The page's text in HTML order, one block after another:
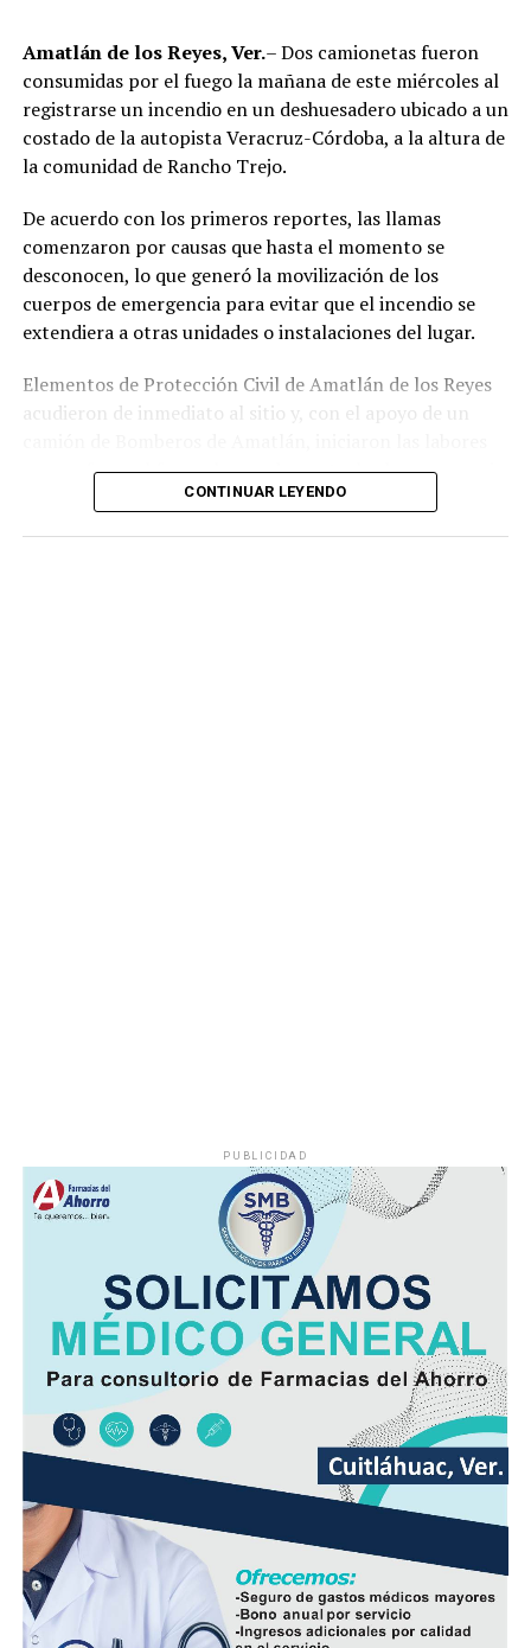
Tras varios meses de proceso penal, el juez consideró
acreditada la responsabilidad de Anselmo “N”, Jesús “N”,
Diego “N”, Lauro Arturo “N”, Dana Natalia “N” y
Bonifacio “N”, imponiéndoles una pena de cuatro años y
nueve meses de prisión.
Los ahora sentenciados formaban parte de la Policía
Municipal de Coscomatepec durante la administración
del alcalde de Movimiento Ciudadano, Armando Reyes
Muñoz, y permanecerán recluidos en el Centro de
Reinserción Social de Mediana Seguridad de La Toma, en
Amatlán de los Reyes, donde cumplirán la condena.
corresponde únicamente a seis de ellos. Hasta el
momento, las autoridades no han informado la situación
jurídica del séptimo implicado.
Amatlán de los Reyes, Ver.– Dos camionetas fueron
consumidas por el fuego la mañana de este miércoles al
registrarse un incendio en un deshuesadero ubicado a un
costado de la autopista Veracruz-Córdoba, a la altura de
la comunidad de Rancho Trejo.
De acuerdo con los primeros reportes, las llamas
comenzaron por causas que hasta el momento se
desconocen, lo que generó la movilización de los
cuerpos de emergencia para evitar que el incendio se
extendiera a otras unidades o instalaciones del lugar.
Elementos de Protección Civil de Amatlán de los Reyes
acudieron de inmediato al sitio y, con el apoyo de un
para sofocar el fuego, logrando controlar la emergencia
tras varios minutos de trabajo.
CONTINUAR LEYENDO
PUBLICIDAD